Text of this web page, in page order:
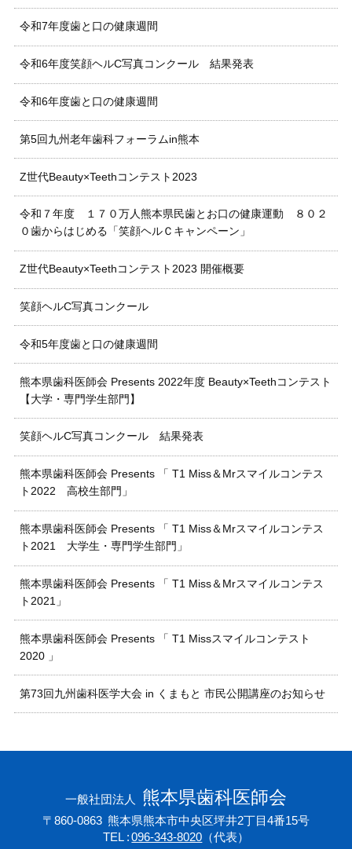
令和7年度歯と口の健康週間
令和6年度笑顔ヘルC写真コンクール 結果発表
令和6年度歯と口の健康週間
第5回九州老年歯科フォーラムin熊本
Z世代Beauty×Teethコンテスト2023
令和７年度 １７０万人熊本県民歯とお口の健康運動 ８０２
０歯からはじめる「笑顔ヘルＣキャンペーン」
Z世代Beauty×Teethコンテスト2023 開催概要
笑顔ヘルC写真コンクール
令和5年度歯と口の健康週間
熊本県歯科医師会 Presents 2022年度 Beauty×Teethコンテスト
【大学・専門学生部門】
笑顔ヘルC写真コンクール 結果発表
熊本県歯科医師会 Presents 「 T1 Miss＆Mrスマイルコンテス
ト2022 高校生部門」
熊本県歯科医師会 Presents 「 T1 Miss＆Mrスマイルコンテス
ト2021 大学生・専門学生部門」
熊本県歯科医師会 Presents 「 T1 Miss＆Mrスマイルコンテス
ト2021」
熊本県歯科医師会 Presents 「 T1 Missスマイルコンテスト
2020 」
第73回九州歯科医学大会 in くまもと 市民公開講座のお知らせ
一般社団法人 熊本県歯科医師会
〒860-0863 熊本県熊本市中央区坪井2丁目4番15号
TEL
096-343-8020 （代表）